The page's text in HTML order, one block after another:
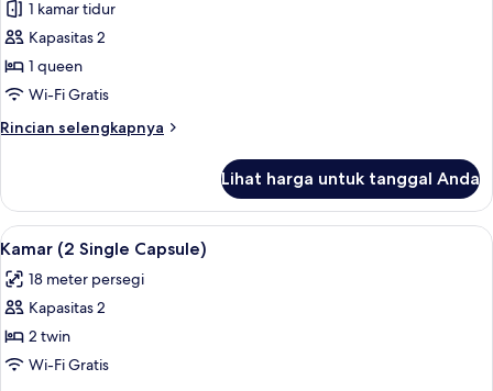
Queen
Capsule)
untuk
Asrama
Umum
(Premium
Capsule)
1 kamar tidur
Kapasitas 2
1 queen
Wi-Fi Gratis
Rincian selengkapnya
Rincian
Asrama
Umum
(Premium
Capsule)
Lihat harga untuk tanggal Anda
Lihat
semua
foto
untuk
Kamar
(2
Kamar (2 Single Capsule) | Brankas,
6
Kamar (2 Single Capsule)
18 meter persegi
Kapasitas 2
2 twin
Wi-Fi Gratis